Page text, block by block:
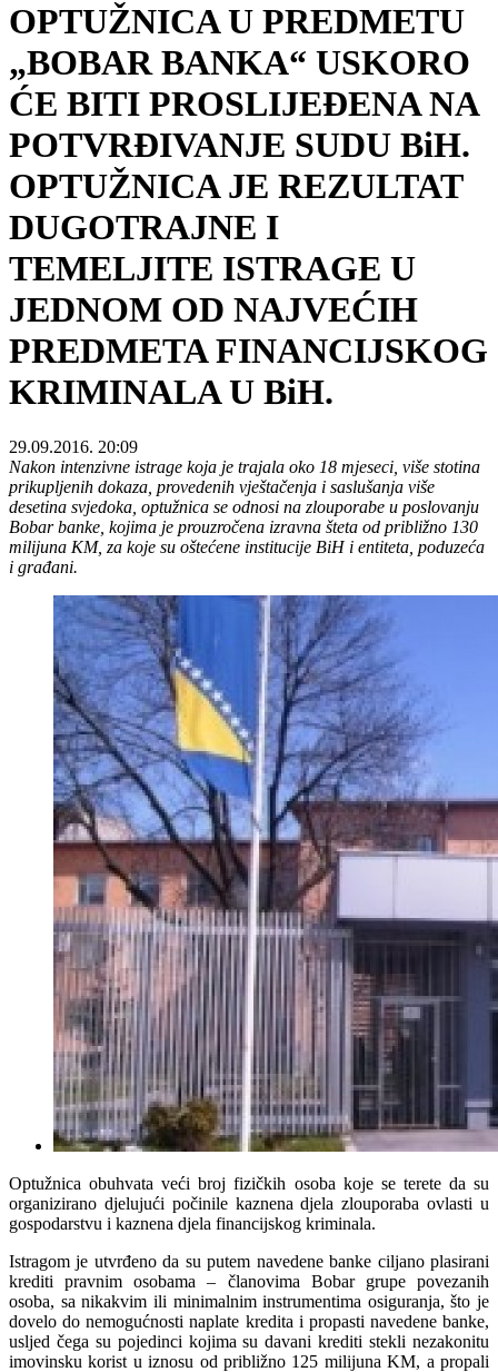
OPTUŽNICA U PREDMETU
„BOBAR BANKA“ USKORO
ĆE BITI PROSLIJEĐENA NA
POTVRĐIVANJE SUDU BiH.
OPTUŽNICA JE REZULTAT
DUGOTRAJNE I
TEMELJITE ISTRAGE U
JEDNOM OD NAJVEĆIH
PREDMETA FINANCIJSKOG
KRIMINALA U BiH.
29.09.2016. 20:09
Nakon intenzivne istrage koja je trajala oko 18 mjeseci, više stotina
prikupljenih dokaza, provedenih vještačenja i saslušanja više
desetina svjedoka, optužnica se odnosi na zlouporabe u poslovanju
Bobar banke, kojima je prouzročena izravna šteta od približno 130
milijuna KM, za koje su oštećene institucije BiH i entiteta, poduzeća
i građani.
Optužnica obuhvata veći broj fizičkih osoba koje se terete da su
organizirano djelujući počinile kaznena djela zlouporaba ovlasti u
gospodarstvu i kaznena djela financijskog kriminala.
Istragom je utvrđeno da su putem navedene banke ciljano plasirani
krediti pravnim osobama – članovima Bobar grupe povezanih
osoba, sa nikakvim ili minimalnim instrumentima osiguranja, što je
dovelo do nemogućnosti naplate kredita i propasti navedene banke,
usljed čega su pojedinci kojima su davani krediti stekli nezakonitu
imovinsku korist u iznosu od približno 125 milijuna KM, a propali